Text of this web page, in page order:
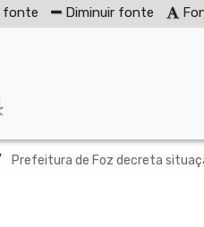
fonte Diminuir fonte
Prefeitura de Foz decreta